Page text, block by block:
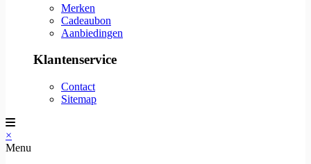
Merken
Cadeaubon
Aanbiedingen
Klantenservice
Contact
Sitemap
×
Menu